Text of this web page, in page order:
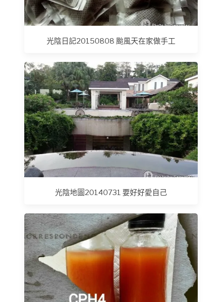
光陰日記20150808 颱風天在家做手工
光陰地圖20140731 要好好愛自己